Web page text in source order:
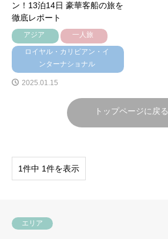
ン！13泊14日 豪華客船の旅を
徹底レポート
アジア 一人旅
ロイヤル・カリビアン・イ
ンターナショナル
2025.01.15
トップページに戻る
1件中 1件を表示
エリア